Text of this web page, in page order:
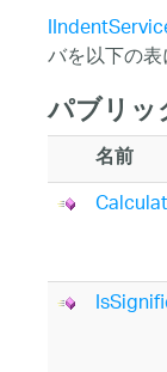
バを以下の表
パブリ
名前